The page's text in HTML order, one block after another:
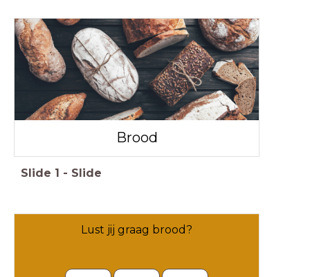
Brood
Slide 1 - Slide
Lust jij graag brood?